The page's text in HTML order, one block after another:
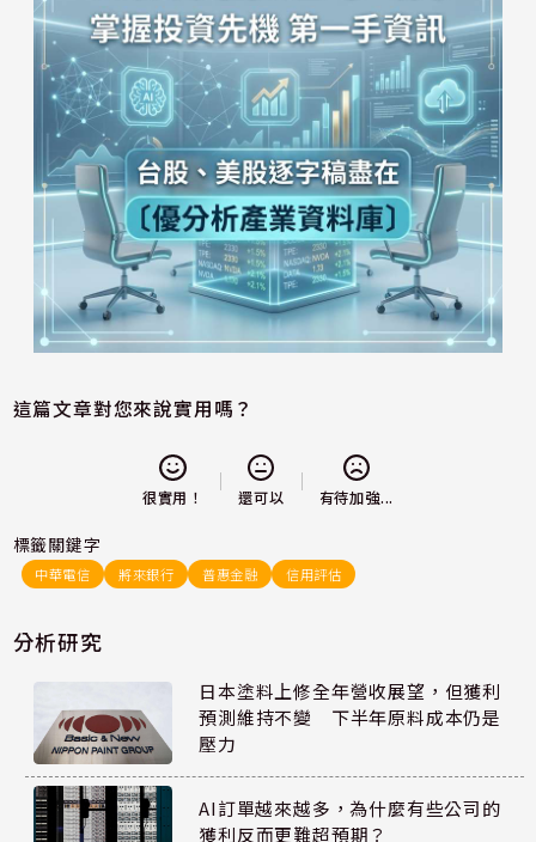
這篇文章對您來說實用嗎？
很實用！ 還可以 有待加強...
標籤關鍵字
中華電信 將來銀行 普惠金融 信用評估
分析研究
日本塗料上修全年營收展望，但獲利
預測維持不變 下半年原料成本仍是
壓力
AI訂單越來越多，為什麼有些公司的
獲利反而更難超預期？